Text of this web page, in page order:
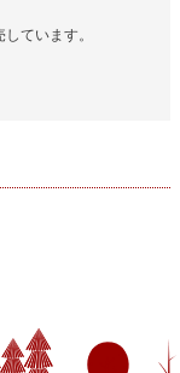
ています。